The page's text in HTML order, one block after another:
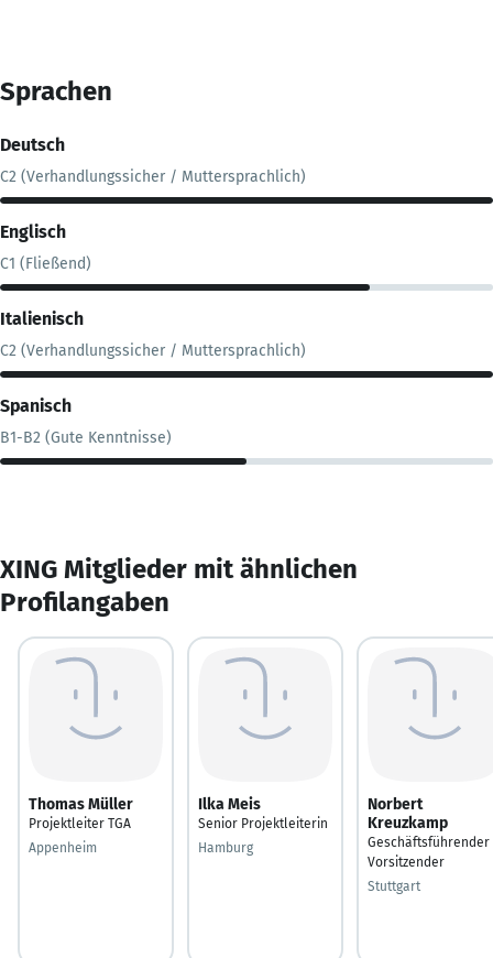
Sprachen
Deutsch
C2 (Verhandlungssicher / Muttersprachlich)
Englisch
C1 (Fließend)
Italienisch
C2 (Verhandlungssicher / Muttersprachlich)
Spanisch
B1-B2 (Gute Kenntnisse)
XING Mitglieder mit ähnlichen
Profilangaben
Thomas Müller
Projektleiter TGA
Appenheim
Ilka Meis
Senior Projektleiterin
Hamburg
Norbert
Kreuzkamp
Geschäftsführender
Vorsitzender
Stuttgart